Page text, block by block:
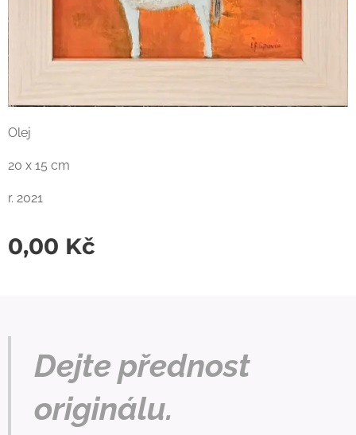
Olej
20 x 15 cm
r. 2021
0,00 Kč
Dejte přednost
originálu.